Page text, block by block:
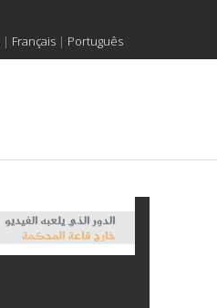
| Français| Português